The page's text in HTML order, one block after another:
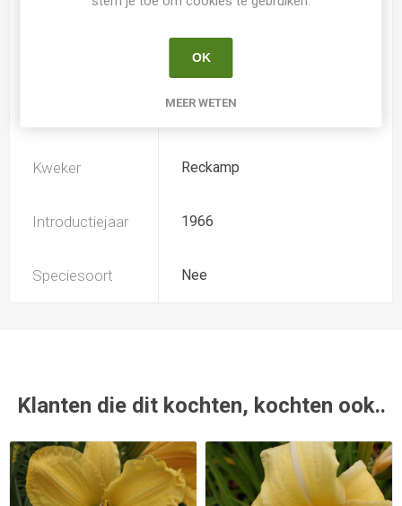
Bladverliezend
Hemerocallis
Kweker Reckamp
Introductiejaar 1966
Speciesoort Nee
Klanten die dit kochten, kochten ook..
OK
MEER WETEN